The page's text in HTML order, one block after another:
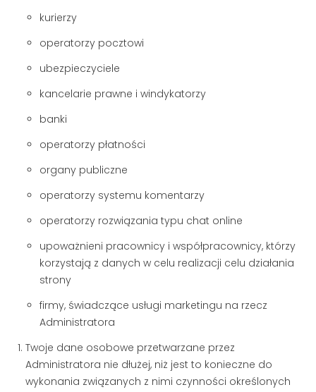
kurierzy
operatorzy pocztowi
ubezpieczyciele
kancelarie prawne i windykatorzy
banki
operatorzy płatności
organy publiczne
operatorzy systemu komentarzy
operatorzy rozwiązania typu chat online
upoważnieni pracownicy i współpracownicy, którzy
korzystają z danych w celu realizacji celu działania
strony
firmy, świadczące usługi marketingu na rzecz
Administratora
Twoje dane osobowe przetwarzane przez
Administratora nie dłużej, niż jest to konieczne do
wykonania związanych z nimi czynności określonych